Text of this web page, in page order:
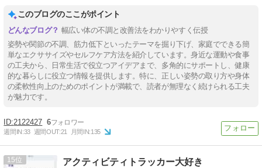
このブログのここがポイント
幅広い体の不調と改善法をわかりやすく伝授
姿勢や関節の不調、筋力低下といったテーマを掘り下げ、家庭でできる簡
単なエクササイズやセルフケア方法を紹介しています。身近な運動や食事
の工夫から、日常生活で役立つアイデアまで、多角的にサポートし、健康
的な暮らしに役立つ情報を提供します。特に、正しい姿勢の取り方や身体
の柔軟性向上のためのポイントが満載で、読者が無理なく続けられる工夫
が魅力です。
2122427 6
週間IN:33 週間OUT:21 月間IN:135
15 アクティビティトラッカー大好き